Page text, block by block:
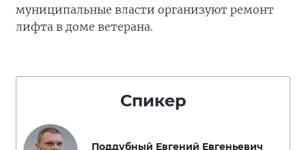
муниципальные власти организуют ремонт
лифта в доме ветерана.
Спикер
Поддубный Евгений Евгеньевич